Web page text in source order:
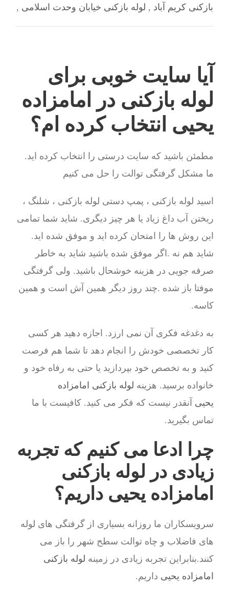
بازکنی کریم آباد , لوله بازکنی خیابان وحدت اسلامی ,
آیا سایت خوبی برای
لوله بازکنی در امامزاده
یحیی انتخاب کرده ام؟
مطمئن باشید که سایت درستی را انتخاب کرده اید.
ما مشکل گرفتگی توالت را حل می کنیم
اسید لوله بازکنی ، پمپ دستی لوله بازکنی ، شلنگ ،
ریختن آب داغ زیاد یا هر چیز دیگری. شاید شما تمامی
این روش ها را امتحان کرده اید و موفق شده اید.
شاید هم نه .اگر موفق شده باشید شاید به خاطر
صرفه جویی در هزینه خوشحال باشید. ولی گرفتگی
موفتا باز شده .چند روز دیگر همین آش است و همین
کاسه.
به دغدغه فکری آن نمی ارزد. اجازه دهید هر کسی
کار تخصصی خودش را انجام دهد تا شما هم فرصت
کنید و به تخصص خود بپردازید یا حتی به رفاه خود و
خانواده برسید. هزینه لوله بازکنی امامزاده
یحیی آنقدر نیست که فکر می کنید. کافیست با ما
تماس بگیرید.
چرا ادعا می کنیم که تجربه
زیادی در لوله بازکنی
امامزاده یحیی داریم؟
سرویسکاران ما روزانه بسیاری از گرفتگی های لوله
های فاضلاب و چاه توالت سطح شهر را باز می
کنند.بنابراین تجربه زیادی در زمینه لوله بازکنی
امامزاده یحیی داریم.